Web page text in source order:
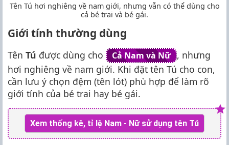
Tên Tú hơi nghiêng về nam giới, nhưng vẫn có thể dùng cho
cả bé trai và bé gái.
Giới tính thường dùng
Tên Tú được dùng cho Cả Nam và Nữ , nhưng
hơi nghiêng về nam giới. Khi đặt tên Tú cho con,
cần lưu ý chọn đệm (tên lót) phù hợp để làm rõ
giới tính của bé trai hay bé gái.
Xem thống kê, tỉ lệ Nam - Nữ sử dụng tên Tú